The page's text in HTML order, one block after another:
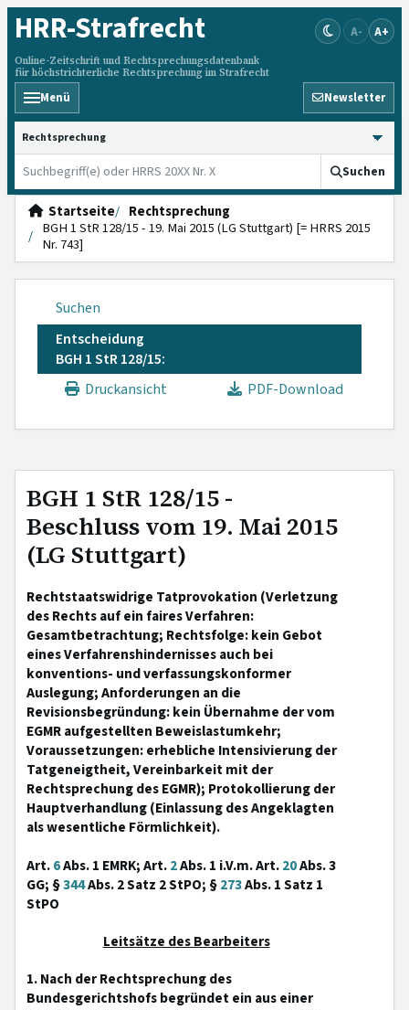
HRR-Strafrecht
Online-Zeitschrift und Rechtsprechungsdatenbank
für höchstrichterliche Rechtsprechung im Strafrecht
A- A+
Menü Newsletter
HRRS durchsuchen
Suchen
Startseite
Rechtsprechung
BGH 1 StR 128/15 - 19. Mai 2015 (LG Stuttgart) [= HRRS 2015
Nr. 743]
Suchen
Entscheidung
BGH 1 StR 128/15:
Druckansicht
PDF-Download
BGH 1 StR 128/15 -
Beschluss vom 19. Mai 2015
(LG Stuttgart)
Rechtstaatswidrige Tatprovokation (Verletzung
des Rechts auf ein faires Verfahren:
Gesamtbetrachtung; Rechtsfolge: kein Gebot
eines Verfahrenshindernisses auch bei
konventions- und verfassungskonformer
Auslegung; Anforderungen an die
Revisionsbegründung: kein Übernahme der vom
EGMR aufgestellten Beweislastumkehr;
Voraussetzungen: erhebliche Intensivierung der
Tatgeneigtheit, Vereinbarkeit mit der
Rechtsprechung des EGMR); Protokollierung der
Hauptverhandlung (Einlassung des Angeklagten
als wesentliche Förmlichkeit).
Art.6Abs. 1 EMRK; Art.2Abs. 1 i.V.m. Art.20Abs. 3
GG; §344Abs. 2 Satz 2 StPO; §273Abs. 1 Satz 1
StPO
Leitsätze des Bearbeiters
1. Nach der Rechtsprechung des
Bundesgerichtshofs begründet ein aus einer